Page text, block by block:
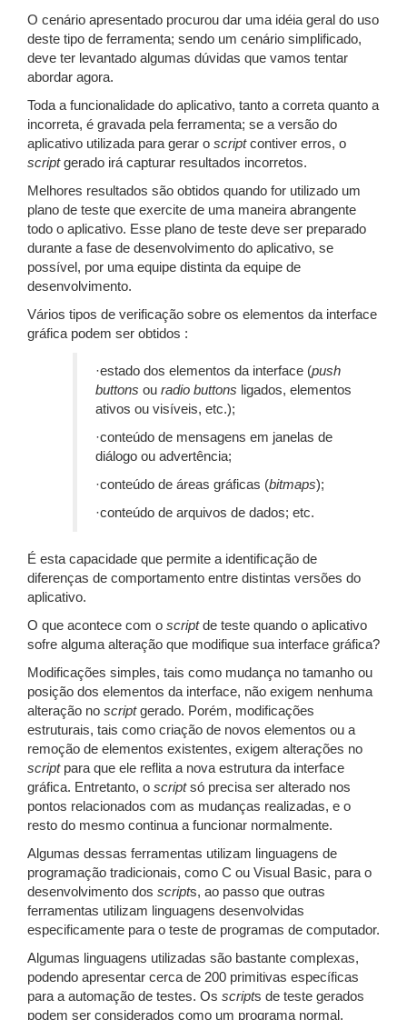
O cenário apresentado procurou dar uma idéia geral do uso
deste tipo de ferramenta; sendo um cenário simplificado,
deve ter levantado algumas dúvidas que vamos tentar
abordar agora.
Toda a funcionalidade do aplicativo, tanto a correta quanto a
incorreta, é gravada pela ferramenta; se a versão do
aplicativo utilizada para gerar o scriptcontiver erros, o
scriptgerado irá capturar resultados incorretos.
Melhores resultados são obtidos quando for utilizado um
plano de teste que exercite de uma maneira abrangente
todo o aplicativo. Esse plano de teste deve ser preparado
durante a fase de desenvolvimento do aplicativo, se
possível, por uma equipe distinta da equipe de
desenvolvimento.
Vários tipos de verificação sobre os elementos da interface
gráfica podem ser obtidos :
·estado dos elementos da interface (push
buttons ou radio buttons ligados, elementos
ativos ou visíveis, etc.);
·conteúdo de mensagens em janelas de
diálogo ou advertência;
·conteúdo de áreas gráficas (bitmaps);
·conteúdo de arquivos de dados; etc.
É esta capacidade que permite a identificação de
diferenças de comportamento entre distintas versões do
aplicativo.
O que acontece com o scriptde teste quando o aplicativo
sofre alguma alteração que modifique sua interface gráfica?
Modificações simples, tais como mudança no tamanho ou
posição dos elementos da interface, não exigem nenhuma
alteração no scriptgerado. Porém, modificações
estruturais, tais como criação de novos elementos ou a
remoção de elementos existentes, exigem alterações no
scriptpara que ele reflita a nova estrutura da interface
gráfica. Entretanto, o scriptsó precisa ser alterado nos
pontos relacionados com as mudanças realizadas, e o
resto do mesmo continua a funcionar normalmente.
Algumas dessas ferramentas utilizam linguagens de
programação tradicionais, como C ou Visual Basic, para o
desenvolvimento dos scripts, ao passo que outras
ferramentas utilizam linguagens desenvolvidas
especificamente para o teste de programas de computador.
Algumas linguagens utilizadas são bastante complexas,
podendo apresentar cerca de 200 primitivas específicas
para a automação de testes. Os scripts de teste gerados
podem ser considerados como um programa normal,